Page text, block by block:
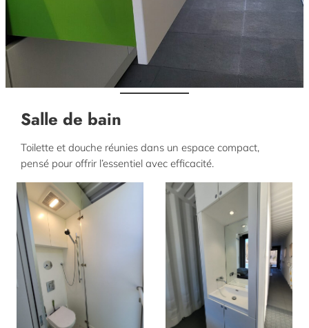
Salle de bain
Toilette et douche réunies dans un espace compact,
pensé pour offrir l’essentiel avec efficacité.